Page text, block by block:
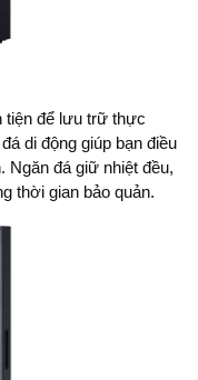
tiện để lưu trữ thực
di động giúp bạn điều
Ngăn đá giữ nhiệt đều,
thời gian bảo quản.